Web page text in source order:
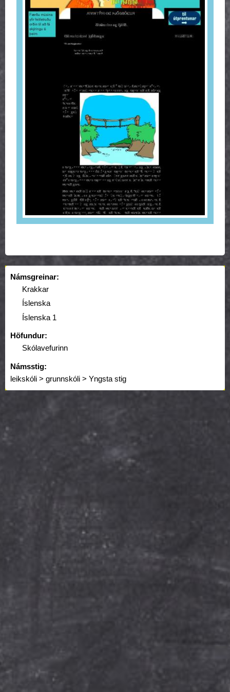
Námsgreinar:
Krakkar
Íslenska
Íslenska 1
Höfundur:
Skólavefurinn
Námsstig:
leikskóli > grunnskóli > Yngsta stig